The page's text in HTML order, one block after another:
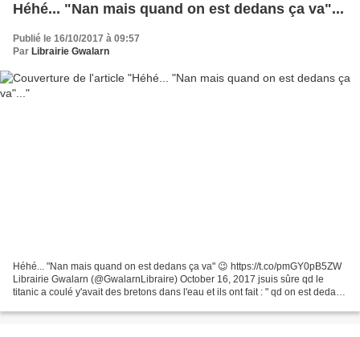
Héhé... "Nan mais quand on est dedans ça va"...
Publié le 16/10/2017 à 09:57
Par Librairie Gwalarn
Héhé... "Nan mais quand on est dedans ça va" 😉 https://t.co/pmGY0pB5ZW
Librairie Gwalarn (@GwalarnLibraire) October 16, 2017 jsuis sûre qd le
titanic a coulé y'avait des bretons dans l'eau et ils ont fait : " qd on est dedans